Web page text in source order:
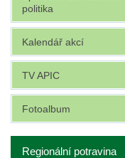
politika
Kalendář akcí
TV APIC
Fotoalbum
Regionální potravina